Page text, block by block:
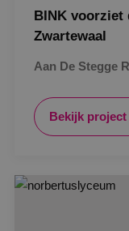
BINK
Zwartewaal
Aan De Stegge
Bekijk project